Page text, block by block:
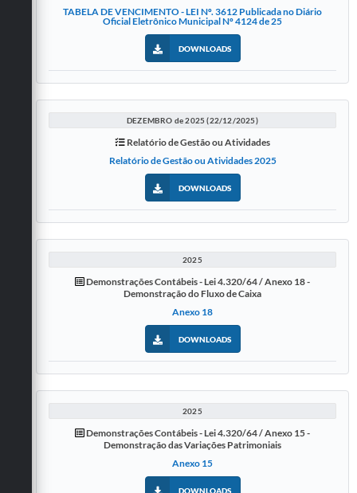
TABELA DE VENCIMENTO - LEI Nº. 3612 Publicada no Diário
Oficial Eletrônico Municipal Nº 4124 de 25
DOWNLOADS
DEZEMBRO de 2025 (22/12/2025)
Relatório de Gestão ou Atividades
Relatório de Gestão ou Atividades 2025
DOWNLOADS
2025
Demonstrações Contábeis - Lei 4.320/64 / Anexo 18 -
Demonstração do Fluxo de Caixa
Anexo 18
DOWNLOADS
2025
Demonstrações Contábeis - Lei 4.320/64 / Anexo 15 -
Demonstração das Variações Patrimoniais
Anexo 15
DOWNLOADS